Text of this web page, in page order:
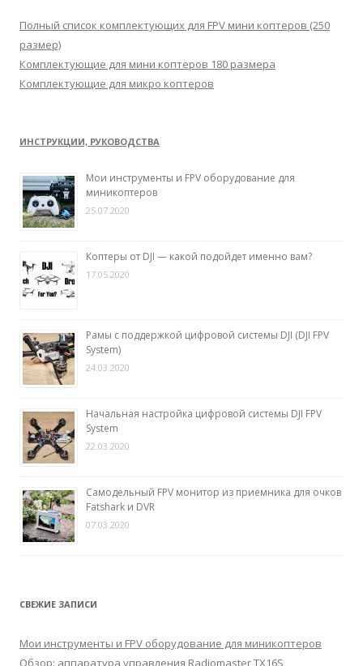
:Полный список комплектующих для FPV мини коптеров (250
размер)
Комплектующие для мини коптеров 180 размера
Комплектующие для микро коптеров
ИНСТРУКЦИИ, РУКОВОДСТВА
Мои инструменты и FPV оборудование для
миникоптеров
25.07.2020
Коптеры от DJI — какой подойдет именно вам?
17.05.2020
Рамы с поддержкой цифровой системы DJI (DJI FPV
System)
24.03.2020
Начальная настройка цифровой системы DJI FPV
System
22.03.2020
Самодельный FPV монитор из приемника для очков
Fatshark и DVR
07.03.2020
СВЕЖИЕ ЗАПИСИ
Мои инструменты и FPV оборудование для миникоптеров
Обзор: аппаратура управления Radiomaster TX16S